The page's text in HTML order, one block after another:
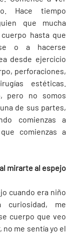
Hace tiempo
que mucha
hasta que
o a hacerse
desde ejercicio
perforaciones,
estéticas.
pero no somos
de sus partes,
comienzas a
comienzas a
mirarte al espejo
cuando era niño
curiosidad, me
cuerpo que veo
no me sentía yo el